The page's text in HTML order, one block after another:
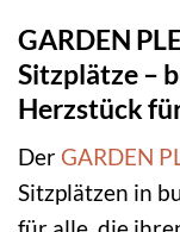
GARDEN
Sitzplätze –
Herzstück
Der GARDEN
Sitzplätzen in